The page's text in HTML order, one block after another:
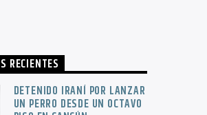
RECIENTES
DETENIDO IRANÍ POR LANZAR
UN PERRO DESDE UN OCTAVO